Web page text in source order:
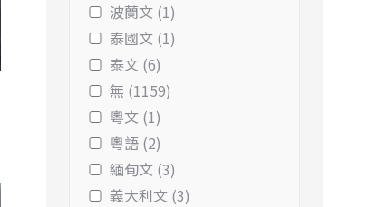
波蘭文 (1)
泰國文 (1)
泰文 (6)
無 (1159)
粵文 (1)
粵語 (2)
緬甸文 (3)
義大利文 (3)